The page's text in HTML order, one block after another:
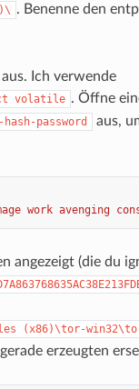
. Benenne den
Ich verwende
volatile . Öffne
hash-password
aus,
work avenging
angezeigt (die du
(x86)\tor-
erzeugten